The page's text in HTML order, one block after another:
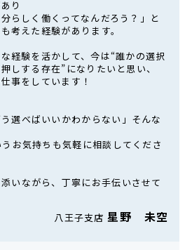
り
分らしく働くってなんだろう？」と
考えた経験があります。
経験を活かして、今は“誰かの選択
しする存在”になりたいと思い、
事をしています！
選べばいいかわからない」そんな
お気持ちも気軽に相談してくださ
いながら、丁寧にお手伝いさせて
八王子支店星野 未空